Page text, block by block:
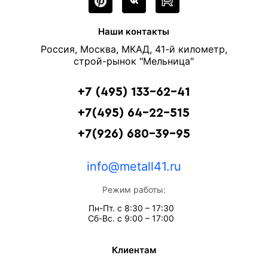
Наши контакты
Россия, Москва, МКАД, 41-й километр,
строй-рынок "Мельница"
+7 (495) 133-62-41
+7(495) 64-22-515
+7(926) 680-39-95
info@metall41.ru
Режим работы:
Пн-Пт. с 8:30 – 17:30
Сб-Вс. с 9:00 – 17:00
Клиентам